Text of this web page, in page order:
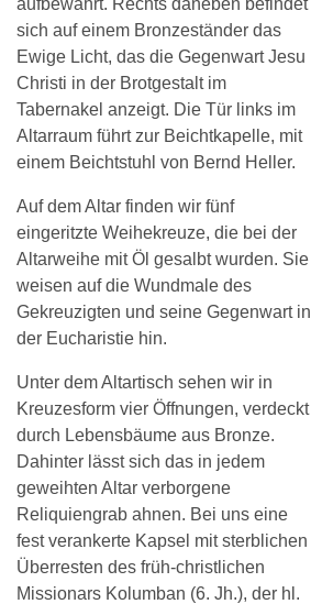
sich auf einem Bronzeständer das
Ewige Licht, das die Gegenwart Jesu
Christi in der Brotgestalt im
Tabernakel anzeigt. Die Tür links im
Altarraum führt zur Beichtkapelle, mit
einem Beichtstuhl von Bernd Heller.
Auf dem Altar finden wir fünf
eingeritzte Weihekreuze, die bei der
Altarweihe mit Öl gesalbt wurden. Sie
weisen auf die Wundmale des
Gekreuzigten und seine Gegenwart in
der Eucharistie hin.
Unter dem Altartisch sehen wir in
Kreuzesform vier Öffnungen, verdeckt
durch Lebensbäume aus Bronze.
Dahinter lässt sich das in jedem
geweihten Altar verborgene
Reliquiengrab ahnen. Bei uns eine
fest verankerte Kapsel mit sterblichen
Überresten des früh-christlichen
Missionars Kolumban (6. Jh.), der hl.